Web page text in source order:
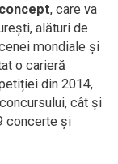
, care va
alături de
mondiale și
o carieră
din 2014,
cât și
concerte și